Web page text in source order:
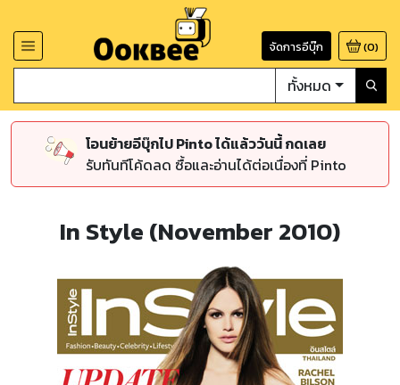
จัดการอีบุ๊ก (0)
ทั้งหมด
โอนย้ายอีบุ๊กไป Pinto ได้แล้ววันนี้ กดเลย
รับทันทีโค้ดลด ซื้อและอ่านได้ต่อเนื่องที่ Pinto
In Style (November 2010)